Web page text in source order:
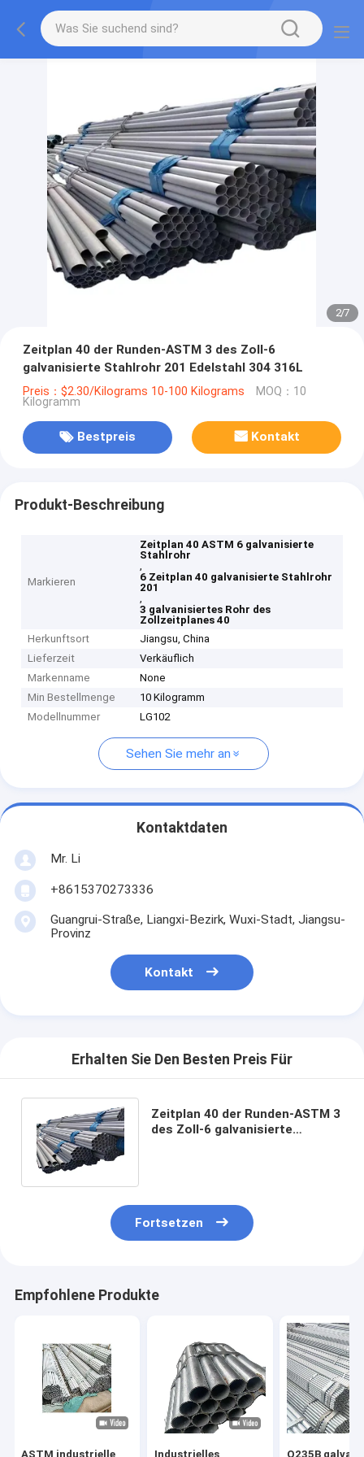
2/7
Zeitplan 40 der Runden-ASTM 3 des Zoll-6
galvanisierte Stahlrohr 201 Edelstahl 304 316L
Preis：$2.30/Kilograms 10-100 Kilograms MOQ：10
Kilogramm
Bestpreis Kontakt
Produkt-Beschreibung
Markieren
Zeitplan 40 ASTM 6 galvanisierte
Stahlrohr
,
6 Zeitplan 40 galvanisierte Stahlrohr
201
,
3 galvanisiertes Rohr des
Zollzeitplanes 40
Herkunftsort
Jiangsu, China
Lieferzeit
Verkäuflich
Markenname
None
Min Bestellmenge
10 Kilogramm
Modellnummer
LG102
Sehen Sie mehr an
Kontaktdaten
Mr. Li
+8615370273336
Guangrui-Straße, Liangxi-Bezirk, Wuxi-Stadt, Jiangsu-
Provinz
Kontakt
Erhalten Sie Den Besten Preis Für
Zeitplan 40 der Runden-ASTM 3
des Zoll-6 galvanisierte
Fortsetzen
Empfohlene Produkte
ASTM industrielle Industrielles Q235B